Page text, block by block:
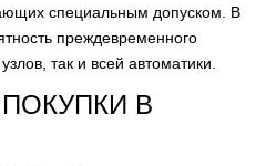
NTC тип HP*
NTC тип HF*
NTC тип WS* (кабель
специальным допуском. В
преждевременного
так и всей автоматики.
В